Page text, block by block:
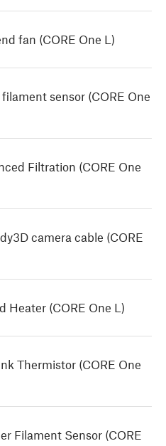
fan (CORE One L)
sensor (CORE One
Filtration (CORE One
camera cable (CORE
Heater (CORE One L)
Thermistor (CORE One
Filament Sensor (CORE